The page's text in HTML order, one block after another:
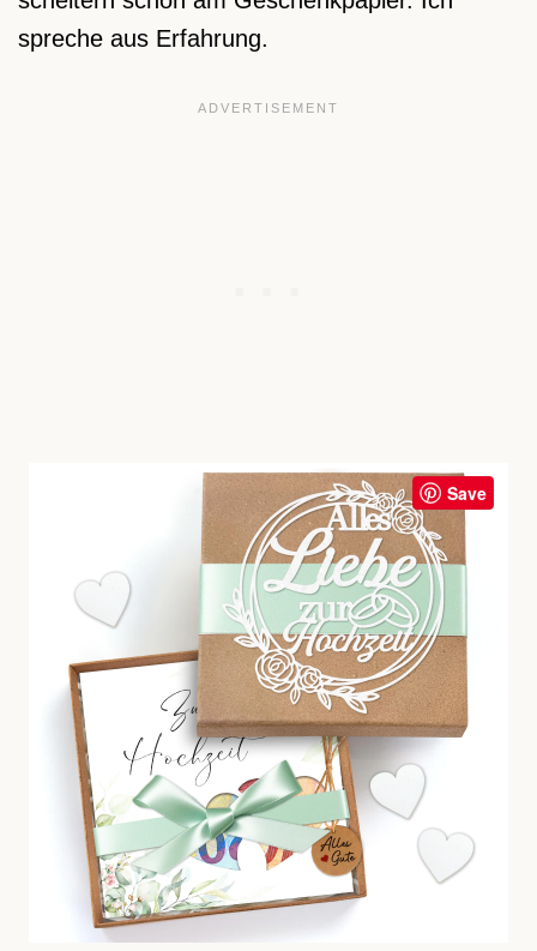
spreche aus Erfahrung.
Save